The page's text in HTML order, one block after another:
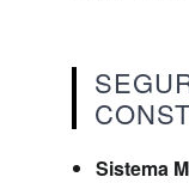
Sistema